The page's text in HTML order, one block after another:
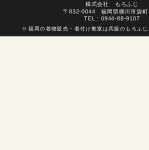
株式会社 もろふじ
〒832-0044 福岡県柳川市袋町
TEL : 0944-88-9107
©福岡の着物販売・着付け教室は呉服のもろふじ